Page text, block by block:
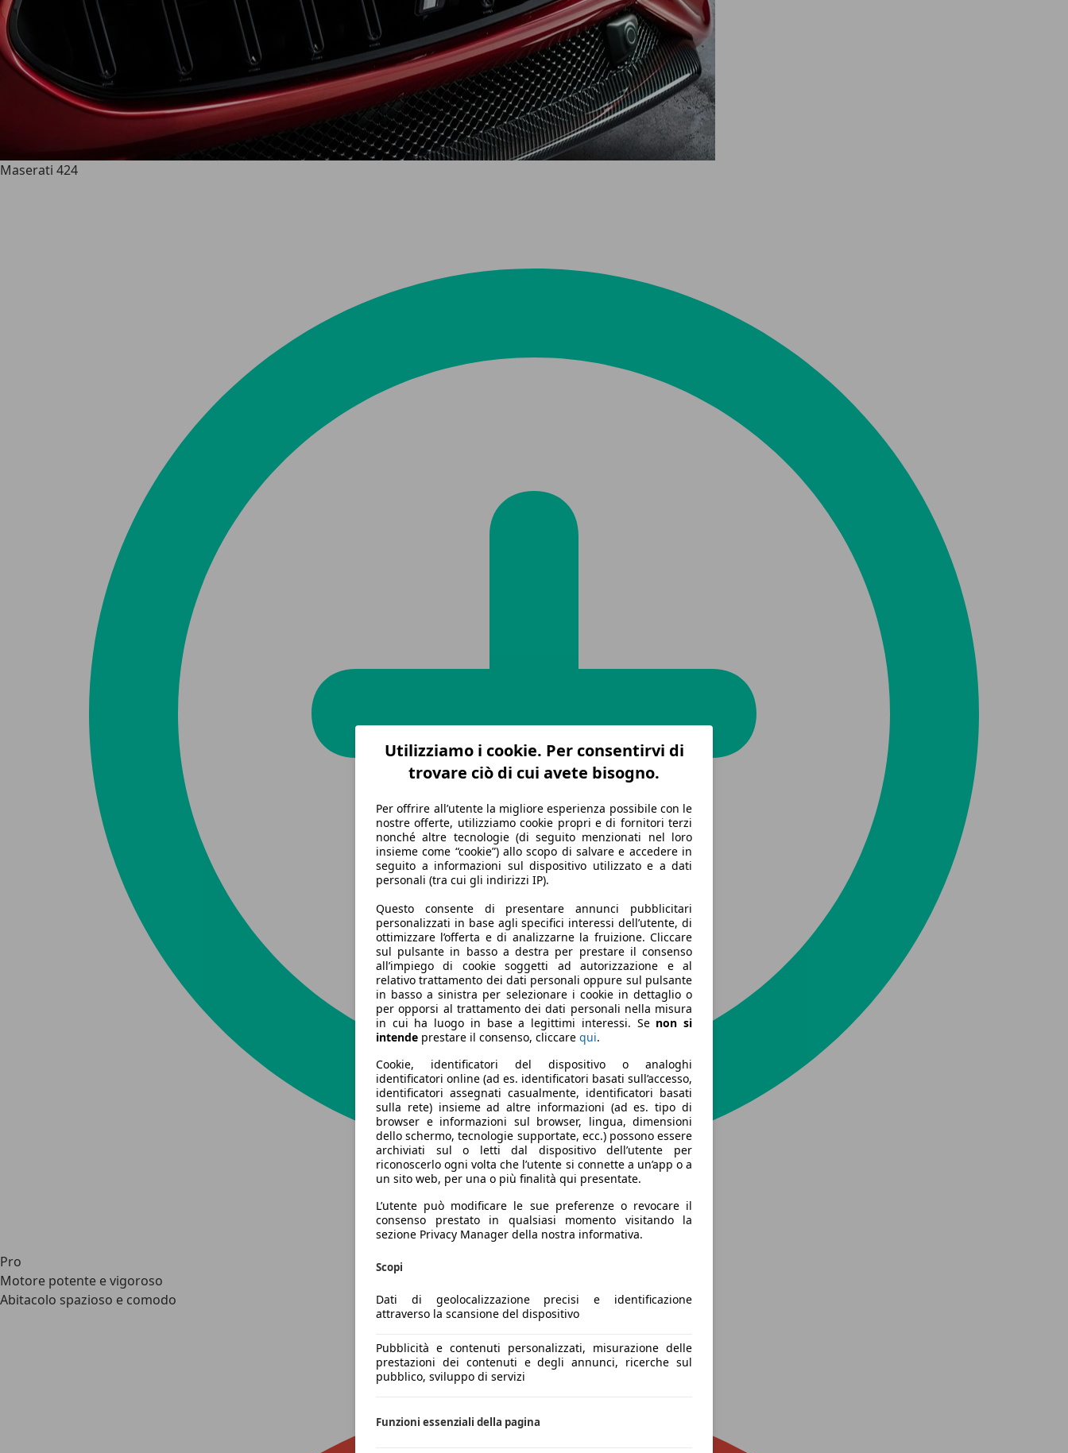
Maserati 424
Pro
Motore potente e vigoroso
Abitacolo spazioso e comodo
Utilizziamo i cookie. Per consentirvi di
trovare ciò di cui avete bisogno.
Per offrire all’utente la migliore esperienza possibile con le
nostre offerte, utilizziamo cookie propri e di fornitori terzi
nonché altre tecnologie (di seguito menzionati nel loro
insieme come “cookie”) allo scopo di salvare e accedere in
seguito a informazioni sul dispositivo utilizzato e a dati
personali (tra cui gli indirizzi IP).
Questo consente di presentare annunci pubblicitari
personalizzati in base agli specifici interessi dell’utente, di
ottimizzare l’offerta e di analizzarne la fruizione. Cliccare
sul pulsante in basso a destra per prestare il consenso
all’impiego di cookie soggetti ad autorizzazione e al
relativo trattamento dei dati personali oppure sul pulsante
in basso a sinistra per selezionare i cookie in dettaglio o
per opporsi al trattamento dei dati personali nella misura
in cui ha luogo in base a legittimi interessi. Se non si
intende prestare il consenso, cliccare qui.
Cookie, identificatori del dispositivo o analoghi
identificatori online (ad es. identificatori basati sull’accesso,
identificatori assegnati casualmente, identificatori basati
sulla rete) insieme ad altre informazioni (ad es. tipo di
browser e informazioni sul browser, lingua, dimensioni
dello schermo, tecnologie supportate, ecc.) possono essere
archiviati sul o letti dal dispositivo dell’utente per
riconoscerlo ogni volta che l’utente si connette a un’app o a
un sito web, per una o più finalità qui presentate.
L’utente può modificare le sue preferenze o revocare il
consenso prestato in qualsiasi momento visitando la
sezione Privacy Manager della nostra informativa.
Scopi
Dati di geolocalizzazione precisi e identificazione
attraverso la scansione del dispositivo
Pubblicità e contenuti personalizzati, misurazione delle
prestazioni dei contenuti e degli annunci, ricerche sul
pubblico, sviluppo di servizi
Funzioni essenziali della pagina